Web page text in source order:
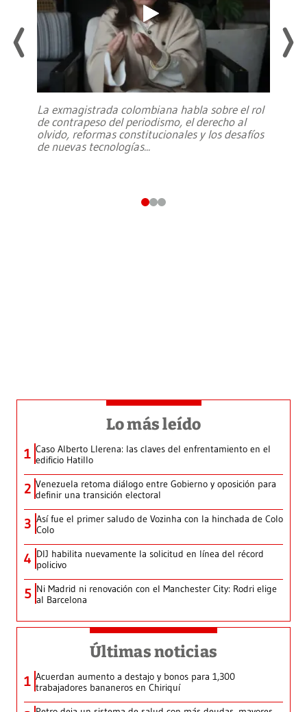
La exmagistrada colombiana habla sobre el rol
de contrapeso del periodismo, el derecho al
olvido, reformas constitucionales y los desafíos
de nuevas tecnologías...
Lo más leído
1 Caso Alberto Llerena: las claves del enfrentamiento en el
edificio Hatillo
2 Venezuela retoma diálogo entre Gobierno y oposición para
definir una transición electoral
3 Así fue el primer saludo de Vozinha con la hinchada de Colo
Colo
4 DIJ habilita nuevamente la solicitud en línea del récord
policivo
5 Ni Madrid ni renovación con el Manchester City: Rodri elige
al Barcelona
Últimas noticias
1 Acuerdan aumento a destajo y bonos para 1,300
trabajadores bananeros en Chiriquí